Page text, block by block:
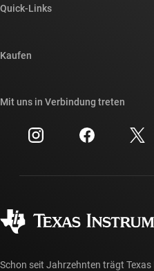
Newsroom
Investorenbeziehungen
Fertigung
Quick-Links
Querverweis-Suche
Kundensupportzentrum
myTI-Konto FAQs
Kaufen
Häufig gestellte Fragen zu
Mit uns in Verbindung treten
Schon seit Jahrzehnten trägt